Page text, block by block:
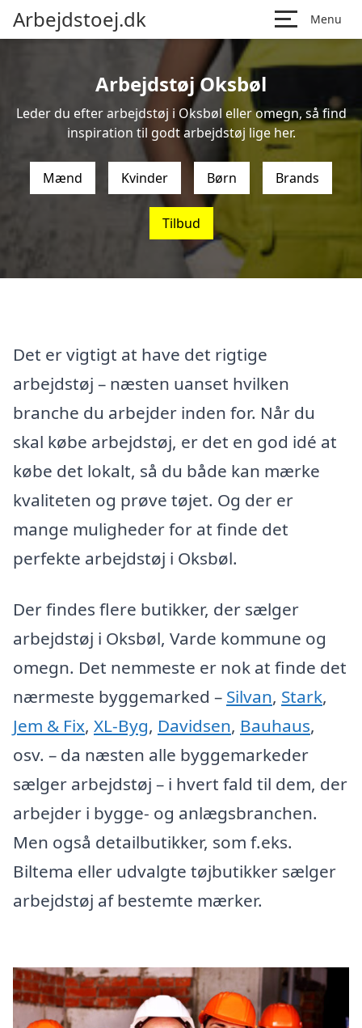
Arbejdstoej.dk Menu
Arbejdstøj Oksbøl
Leder du efter arbejdstøj i Oksbøl eller omegn, så find
inspiration til godt arbejdstøj lige her.
Mænd Kvinder Børn Brands
Tilbud
Det er vigtigt at have det rigtige
arbejdstøj – næsten uanset hvilken
branche du arbejder inden for. Når du
skal købe arbejdstøj, er det en god idé at
købe det lokalt, så du både kan mærke
kvaliteten og prøve tøjet. Og der er
mange muligheder for at finde det
perfekte arbejdstøj i Oksbøl.
Der findes flere butikker, der sælger
arbejdstøj i Oksbøl, Varde kommune og
omegn. Det nemmeste er nok at finde det
nærmeste byggemarked – Silvan, Stark,
Jem & Fix, XL-Byg, Davidsen, Bauhaus,
osv. – da næsten alle byggemarkeder
sælger arbejdstøj – i hvert fald til dem, der
arbejder i bygge- og anlægsbranchen.
Men også detailbutikker, som f.eks.
Biltema eller udvalgte tøjbutikker sælger
arbejdstøj af bestemte mærker.